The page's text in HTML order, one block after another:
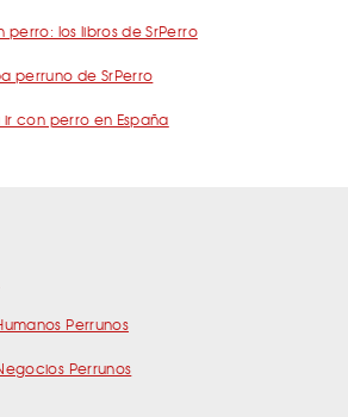
los libros de SrPerro
perruno de SrPerro
con perro en España
Perrunos
Perrunos